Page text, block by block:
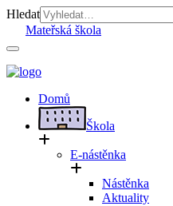
Hledat
Mateřská škola
Domů
Škola
E-nástěnka
Nástěnka
Aktuality